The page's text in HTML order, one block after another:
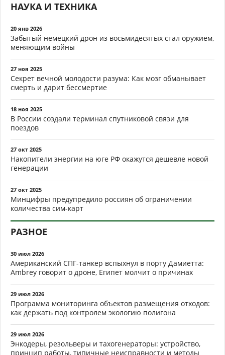
НАУКА И ТЕХНИКА
20 янв 2026
Забытый немецкий дрон из восьмидесятых стал оружием,
меняющим войны
27 ноя 2025
Секрет вечной молодости разума: Как мозг обманывает
смерть и дарит бессмертие
18 ноя 2025
В России создали терминал спутниковой связи для
поездов
27 окт 2025
Накопители энергии на юге РФ окажутся дешевле новой
генерации
27 окт 2025
Минцифры предупредило россиян об ограничении
количества сим-карт
РАЗНОЕ
30 июл 2026
Американский СПГ-танкер вспыхнул в порту Дамиетта:
Ambrey говорит о дроне, Египет молчит о причинах
29 июл 2026
Программа мониторинга объектов размещения отходов:
как держать под контролем экологию полигона
29 июл 2026
Энкодеры, резольверы и тахогенераторы: устройство,
принцип работы, типичные неисправности и методы